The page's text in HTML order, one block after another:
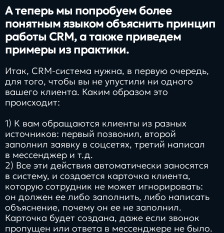
А теперь мы попробуем более
понятным языком объяснить принцип
работы CRM, а также приведем
примеры из практики.
Итак, CRM-система нужна, в первую очередь,
для того, чтобы вы не упустили ни одного
вашего клиента. Каким образом это
происходит:
1) К вам обращаются клиенты из разных
источников: первый позвонил, второй
заполнил заявку в соцсетях, третий написал
в мессенджер и т.д.
2) Все эти действия автоматически заносятся
в систему, и создается карточка клиента,
которую сотрудник не может игнорировать:
он должен ее либо заполнить, либо написать
объяснение, почему он ее не заполнил.
Карточка будет создана, даже если звонок
пропущен или ответа в мессенджере не было.